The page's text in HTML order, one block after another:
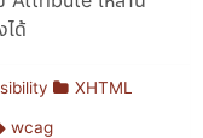
ได้
XHTML
wcag